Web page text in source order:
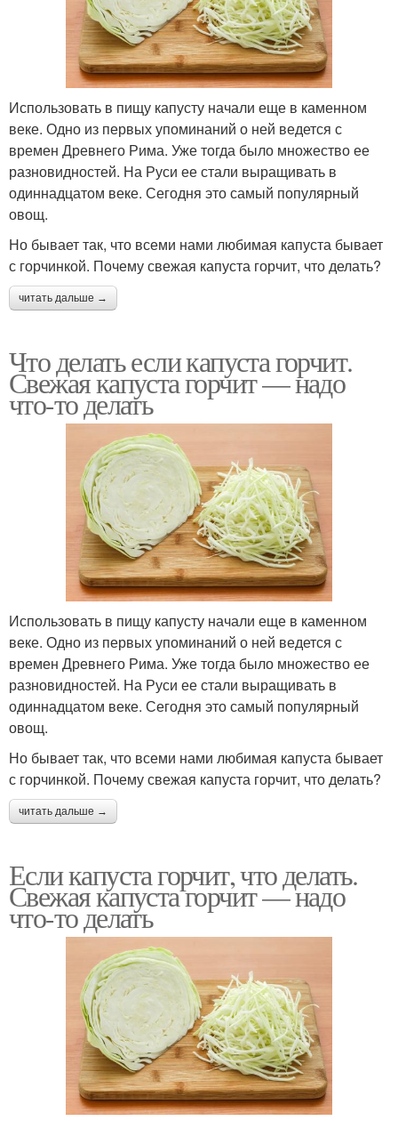
Использовать в пищу капусту начали еще в каменном
веке. Одно из первых упоминаний о ней ведется с
времен Древнего Рима. Уже тогда было множество ее
разновидностей. На Руси ее стали выращивать в
одиннадцатом веке. Сегодня это самый популярный
овощ.
Но бывает так, что всеми нами любимая капуста бывает
с горчинкой. Почему свежая капуста горчит, что делать?
читать дальше →
Что делать если капуста горчит.
Свежая капуста горчит — надо
что-то делать
Использовать в пищу капусту начали еще в каменном
веке. Одно из первых упоминаний о ней ведется с
времен Древнего Рима. Уже тогда было множество ее
разновидностей. На Руси ее стали выращивать в
одиннадцатом веке. Сегодня это самый популярный
овощ.
Но бывает так, что всеми нами любимая капуста бывает
с горчинкой. Почему свежая капуста горчит, что делать?
читать дальше →
Если капуста горчит, что делать.
Свежая капуста горчит — надо
что-то делать